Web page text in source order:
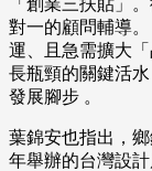
對一的顧問輔導
運、且急需擴大
長瓶頸的關鍵活
發展腳步 。
葉錦安也指出，
年舉辦的台灣設